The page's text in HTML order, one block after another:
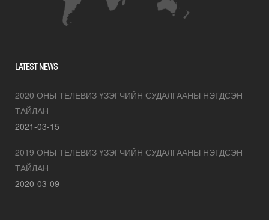
LATEST NEWS
2020 ОНЫ ТЕЛЕВИЗ ҮЗЭГЧИЙН СУДАЛГААНЫ НЭГДСЭН
ТАЙЛАН
2021-03-15
2019 ОНЫ ТЕЛЕВИЗ ҮЗЭГЧИЙН СУДАЛГААНЫ НЭГДСЭН
ТАЙЛАН
2020-03-09